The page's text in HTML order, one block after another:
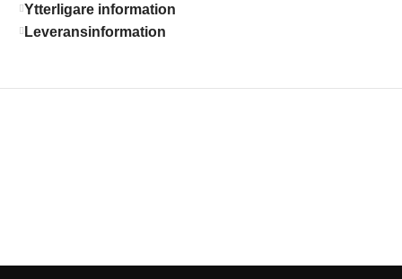
Ytterligare information
Leveransinformation